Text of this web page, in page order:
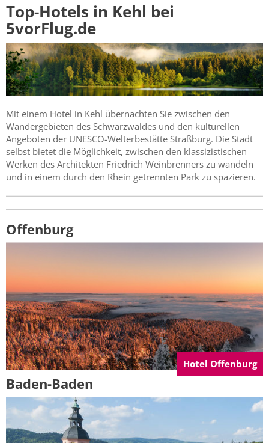
Top-Hotels in Kehl bei
5vorFlug.de
Mit einem Hotel in Kehl übernachten Sie zwischen den
Wandergebieten des Schwarzwaldes und den kulturellen
Angeboten der UNESCO-Welterbestätte Straßburg. Die Stadt
selbst bietet die Möglichkeit, zwischen den klassizistischen
Werken des Architekten Friedrich Weinbrenners zu wandeln
und in einem durch den Rhein getrennten Park zu spazieren.
Offenburg
Hotel Offenburg
Baden-Baden